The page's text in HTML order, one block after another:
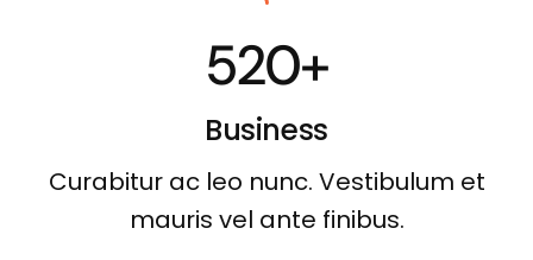
520+
Business
Curabitur ac leo nunc. Vestibulum et
mauris vel ante finibus.